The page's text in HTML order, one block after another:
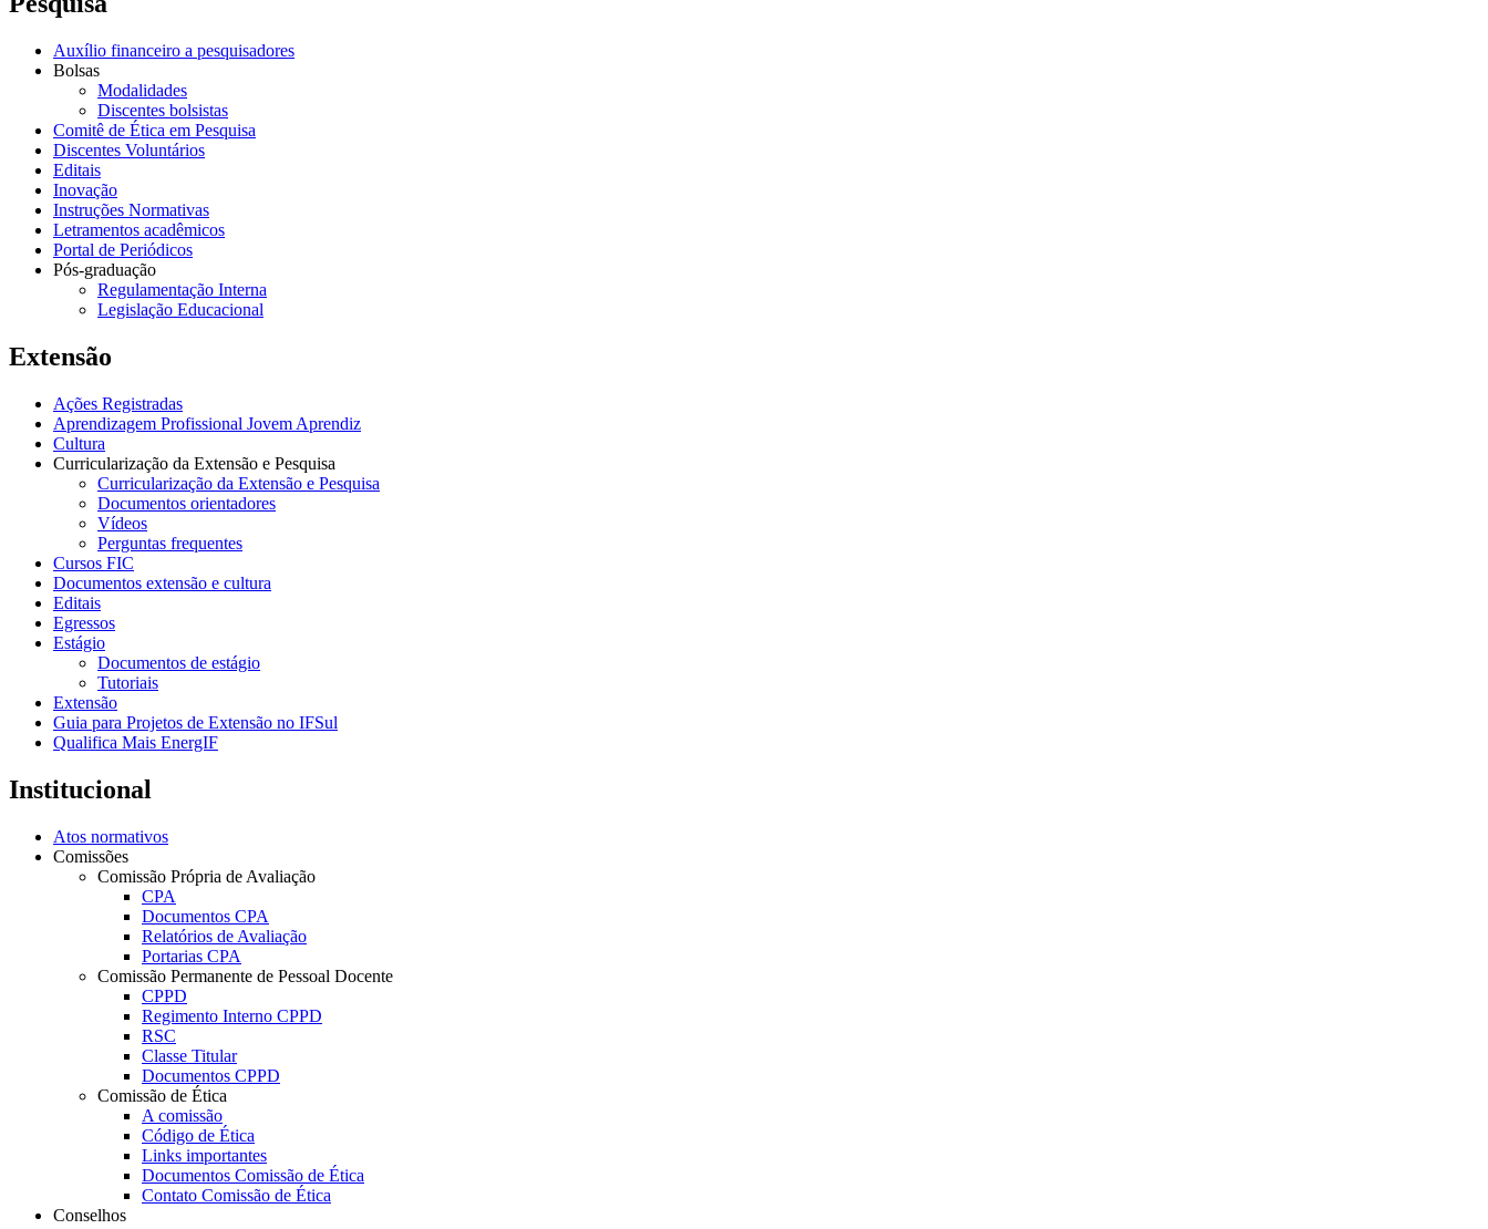
Auxílio financeiro a pesquisadores
Bolsas
Modalidades
Discentes bolsistas
Comitê de Ética em Pesquisa
Discentes Voluntários
Editais
Inovação
Instruções Normativas
Letramentos acadêmicos
Portal de Periódicos
Pós-graduação
Regulamentação Interna
Legislação Educacional
Extensão
Ações Registradas
Aprendizagem Profissional Jovem Aprendiz
Cultura
Curricularização da Extensão e Pesquisa
Curricularização da Extensão e Pesquisa
Documentos orientadores
Vídeos
Perguntas frequentes
Cursos FIC
Documentos extensão e cultura
Editais
Egressos
Estágio
Documentos de estágio
Tutoriais
Extensão
Guia para Projetos de Extensão no IFSul
Qualifica Mais EnergIF
Institucional
Atos normativos
Comissões
Comissão Própria de Avaliação
CPA
Documentos CPA
Relatórios de Avaliação
Portarias CPA
Comissão Permanente de Pessoal Docente
CPPD
Regimento Interno CPPD
RSC
Classe Titular
Documentos CPPD
Comissão de Ética
A comissão
Código de Ética
Links importantes
Documentos Comissão de Ética
Contato Comissão de Ética
Conselhos